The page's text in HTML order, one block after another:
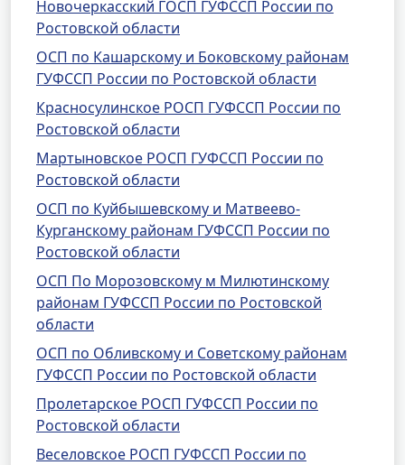
Новочеркасский ГОСП ГУФССП России по
Ростовской области
ОСП по Кашарскому и Боковскому районам
ГУФССП России по Ростовской области
Красносулинское РОСП ГУФССП России по
Ростовской области
Мартыновское РОСП ГУФССП России по
Ростовской области
ОСП по Куйбышевскому и Матвеево-
Курганскому районам ГУФССП России по
Ростовской области
ОСП По Морозовскому м Милютинскому
районам ГУФССП России по Ростовской
области
ОСП по Обливскому и Советскому районам
ГУФССП России по Ростовской области
Пролетарское РОСП ГУФССП России по
Ростовской области
Веселовское РОСП ГУФССП России по